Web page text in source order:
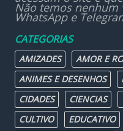
Não temos
WhatsApp e
CATEGORIAS
AMIZADES
AMOR E
ANIMES E DESENHOS
CIDADES
CIENCIAS
CULTIVO
EDUCATIVO